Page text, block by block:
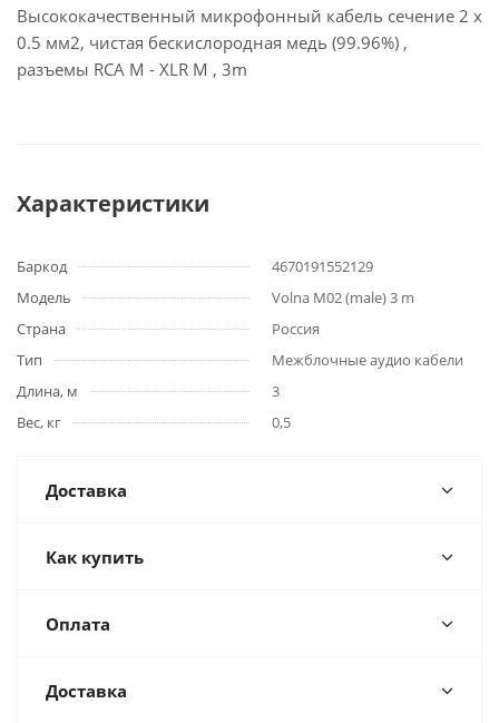
Высококачественный микрофонный кабель сечение 2 х
0.5 мм2, чистая бескислородная медь (99.96%) ,
разъемы RCA M - XLR M , 3m
Характеристики
Баркод
4670191552129
Модель
Volna M02 (male) 3 m
Страна
Россия
Тип
Межблочные аудио кабели
Длина, м
3
Вес, кг
0,5
Доставка
Как купить
Оплата
Доставка